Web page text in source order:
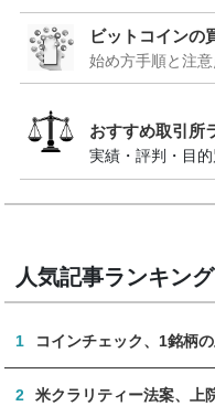
ビットコインの
始め方手順と注意
おすすめ取引所
実績・評判・目的
人気記事ランキング
1 コインチェック、1銘柄
2 米クラリティー法案、上